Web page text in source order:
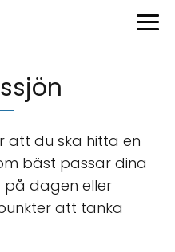
att du ska hitta en
bäst passar dina
på dagen eller
att tänka